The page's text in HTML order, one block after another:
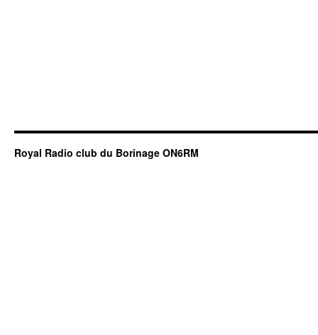
Royal Radio club du Borinage ON6RM